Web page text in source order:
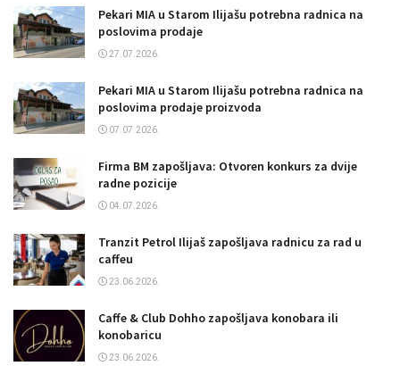
Pekari MIA u Starom Ilijašu potrebna radnica na
poslovima prodaje
27.07.2026.
Pekari MIA u Starom Ilijašu potrebna radnica na
poslovima prodaje proizvoda
07.07.2026.
Firma BM zapošljava: Otvoren konkurs za dvije
radne pozicije
04.07.2026.
Tranzit Petrol Ilijaš zapošljava radnicu za rad u
caffeu
23.06.2026.
Caffe & Club Dohho zapošljava konobara ili
konobaricu
23.06.2026.